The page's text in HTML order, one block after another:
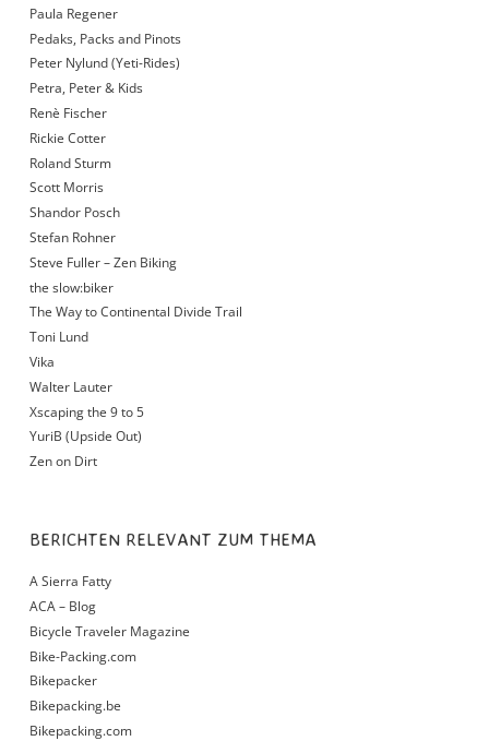
Paula Regener
Pedaks, Packs and Pinots
Peter Nylund (Yeti-Rides)
Petra, Peter & Kids
Renè Fischer
Rickie Cotter
Roland Sturm
Scott Morris
Shandor Posch
Stefan Rohner
Steve Fuller – Zen Biking
the slow:biker
The Way to Continental Divide Trail
Toni Lund
Vika
Walter Lauter
Xscaping the 9 to 5
YuriB (Upside Out)
Zen on Dirt
BERICHTEN RELEVANT ZUM THEMA
A Sierra Fatty
ACA – Blog
Bicycle Traveler Magazine
Bike-Packing.com
Bikepacker
Bikepacking.be
Bikepacking.com